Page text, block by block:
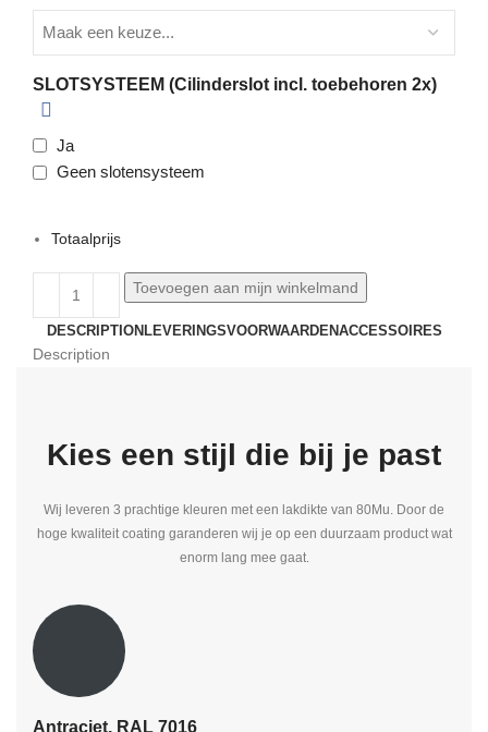
SLOTSYSTEEM (Cilinderslot incl. toebehoren 2x)
Ja
Geen slotensysteem
Totaalprijs
Toevoegen aan mijn winkelmand
DESCRIPTION LEVERINGSVOORWAARDENACCESSOIRES
Description
Kies een stijl die bij je past
Wij leveren 3 prachtige kleuren met een lakdikte van 80Mu. Door de
hoge kwaliteit coating garanderen wij je op een duurzaam product wat
enorm lang mee gaat.
Antraciet, RAL 7016